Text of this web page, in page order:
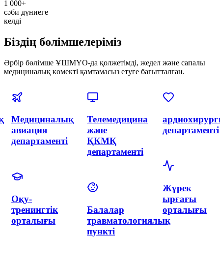
1 000+
сәби дүниеге
келді
Біздің бөлімшелеріміз
Әрбір бөлімше ҰШМҮО-да қолжетімді, жедел және сапалы
медициналық көмекті қамтамасыз етуге бағытталған.
Эндоваскулярлық
хирургия
және
департаменті
Акушерлік
және
гинекология
орталығы
Гинекология
департаменті
Акушерлік
департаменті
департаменті